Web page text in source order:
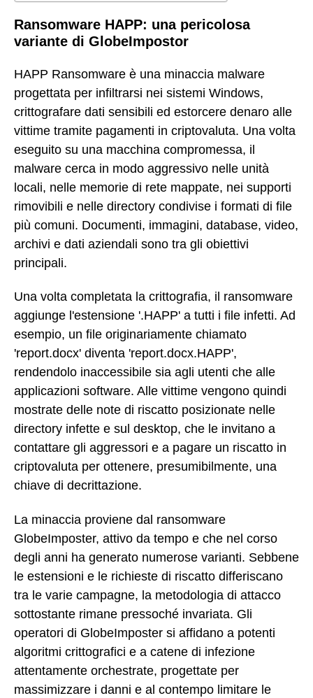
Ransomware HAPP: una pericolosa
variante di GlobeImpostor
HAPP Ransomware è una minaccia malware
progettata per infiltrarsi nei sistemi Windows,
crittografare dati sensibili ed estorcere denaro alle
vittime tramite pagamenti in criptovaluta. Una volta
eseguito su una macchina compromessa, il
malware cerca in modo aggressivo nelle unità
locali, nelle memorie di rete mappate, nei supporti
rimovibili e nelle directory condivise i formati di file
più comuni. Documenti, immagini, database, video,
archivi e dati aziendali sono tra gli obiettivi
principali.
Una volta completata la crittografia, il ransomware
aggiunge l'estensione '.HAPP' a tutti i file infetti. Ad
esempio, un file originariamente chiamato
'report.docx' diventa 'report.docx.HAPP',
rendendolo inaccessibile sia agli utenti che alle
applicazioni software. Alle vittime vengono quindi
mostrate delle note di riscatto posizionate nelle
directory infette e sul desktop, che le invitano a
contattare gli aggressori e a pagare un riscatto in
criptovaluta per ottenere, presumibilmente, una
chiave di decrittazione.
La minaccia proviene dal ransomware
GlobeImposter, attivo da tempo e che nel corso
degli anni ha generato numerose varianti. Sebbene
le estensioni e le richieste di riscatto differiscano
tra le varie campagne, la metodologia di attacco
sottostante rimane pressoché invariata. Gli
operatori di GlobeImposter si affidano a potenti
algoritmi crittografici e a catene di infezione
attentamente orchestrate, progettate per
massimizzare i danni e al contempo limitare le